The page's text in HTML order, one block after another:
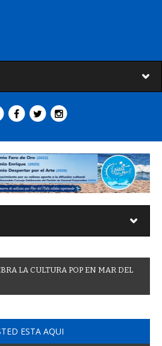
BRA LA CULTURA POP EN MAR DEL
ESTA AQUI